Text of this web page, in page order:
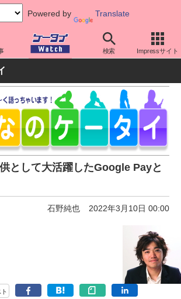
Powered by Translate
検索 Impressサイト
リ・サービス 決済/金融
として大活躍したGoogle Payと
石野純也 2022年3月10日 00:00
ト